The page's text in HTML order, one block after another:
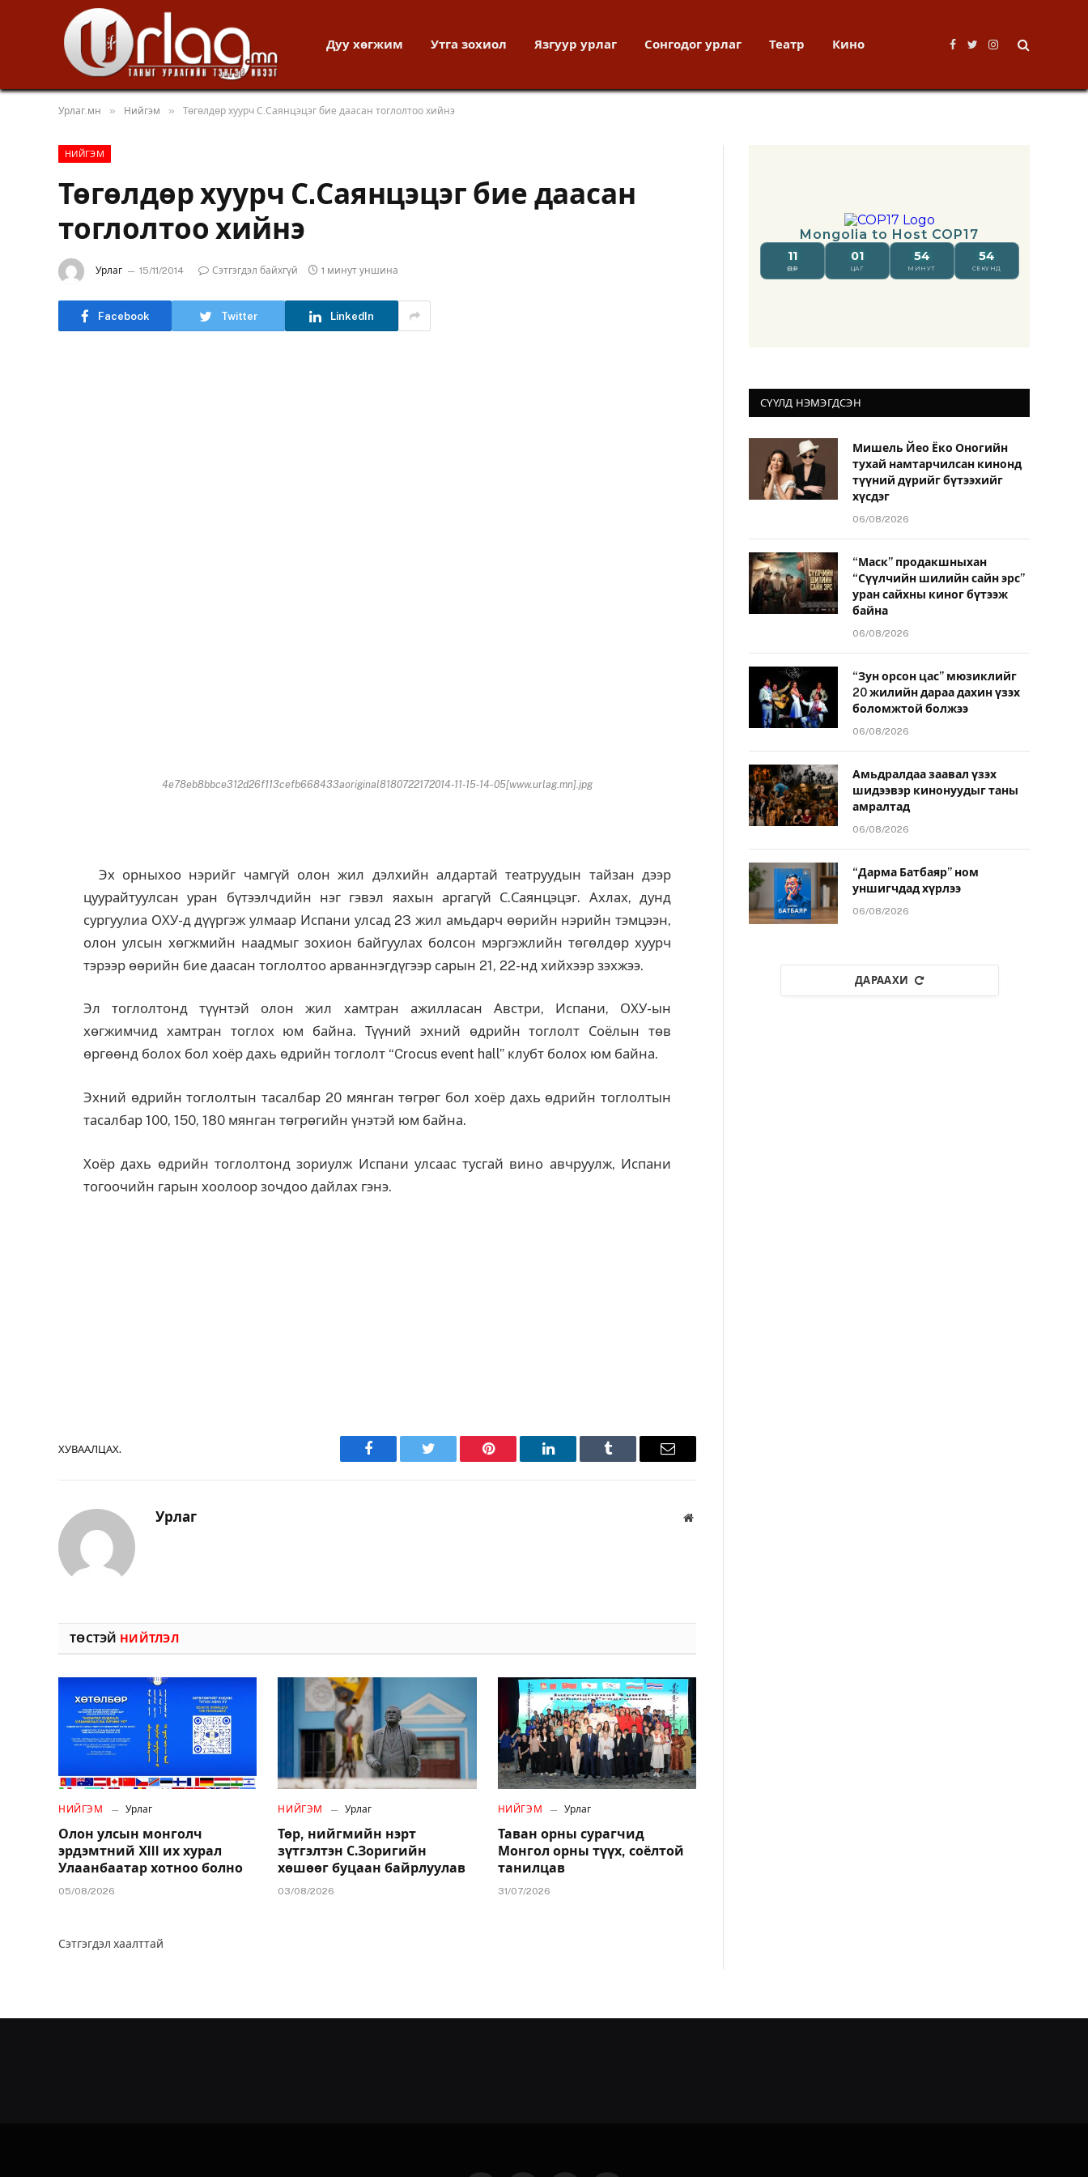
Дуу хөгжим Утга зохиол Язгуур урлаг Сонгодог урлаг Театр Кино
Facebook
TwitterInstagram
Урлаг.мн » Нийгэм » Төгөлдөр хуурч С.Саянцэцэг бие даасан тоглолтоо хийнэ
НИЙГЭМ
Төгөлдөр хуурч С.Саянцэцэг бие даасан
тоглолтоо хийнэ
Урлаг 15/11/2014 Сэтгэгдэл байхгүй 1 минут уншина
Facebook Twitter LinkedIn
4e78eb8bbce312d26f113cefb668433aoriginal8180722172014-11-15-14-05[www.urlag.mn].jpg
Эх орныхоо нэрийг чамгүй олон жил дэлхийн алдартай театруудын тайзан дээр
цуурайтуулсан уран бүтээлчдийн нэг гэвэл яахын аргагүй С.Саянцэцэг. Ахлах, дунд
сургуулиа ОХУ-д дүүргэж улмаар Испани улсад 23 жил амьдарч өөрийн нэрийн тэмцээн,
олон улсын хөгжмийн наадмыг зохион байгуулах болсон мэргэжлийн төгөлдөр хуурч
тэрээр өөрийн бие даасан тоглолтоо арваннэгдүгээр сарын 21, 22-нд хийхээр зэхжээ.
Эл тоглолтонд түүнтэй олон жил хамтран ажилласан Австри, Испани, ОХУ-ын
хөгжимчид хамтран тоглох юм байна. Түүний эхний өдрийн тоглолт Соёлын төв
өргөөнд болох бол хоёр дахь өдрийн тоглолт “Crocus event hall” клубт болох юм байна.
Эхний өдрийн тоглолтын тасалбар 20 мянган төгрөг бол хоёр дахь өдрийн тоглолтын
тасалбар 100, 150, 180 мянган төгрөгийн үнэтэй юм байна.
Хоёр дахь өдрийн тоглолтонд зориулж Испани улсаас тусгай вино авчруулж, Испани
тогоочийн гарын хоолоор зочдоо дайлах гэнэ.
ХУВААЛЦАХ.
Facebook Twitter Pinterest LinkedIn Tumblr Имэйл
Урлаг Вэбсайт
ТӨСТЭЙ НИЙТЛЭЛ
НИЙГЭМ Урлаг
Олон улсын монголч
эрдэмтний XIII их хурал
Улаанбаатар хотноо болно
05/08/2026
НИЙГЭМ Урлаг
Төр, нийгмийн нэрт
зүтгэлтэн С.Зоригийн
хөшөөг буцаан байрлуулав
03/08/2026
НИЙГЭМ Урлаг
Таван орны сурагчид
Монгол орны түүх, соёлтой
танилцав
31/07/2026
Сэтгэгдэл хаалттай
СҮҮЛД НЭМЭГДСЭН
Мишель Йео Ёко Оногийн
тухай намтарчилсан кинонд
түүний дүрийг бүтээхийг
хүсдэг
06/08/2026
“Маск” продакшныхан
“Сүүлчийн шилийн сайн эрс”
уран сайхны киног бүтээж
байна
06/08/2026
“Зун орсон цас” мюзиклийг
20 жилийн дараа дахин үзэх
боломжтой болжээ
06/08/2026
Амьдралдаа заавал үзэх
шидээвэр кинонуудыг таны
амралтад
06/08/2026
“Дарма Батбаяр” ном
уншигчдад хүрлээ
06/08/2026
ДАРААХИ